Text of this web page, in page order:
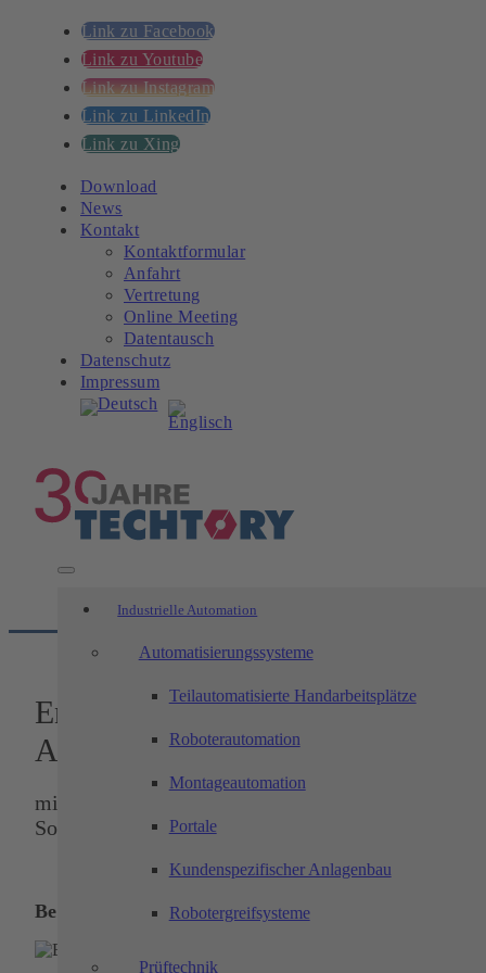
Link zu Facebook
Link zu Youtube
Link zu Instagram
Link zu LinkedIn
Link zu Xing
Download
News
Kontakt
Kontaktformular
Anfahrt
Vertretung
Online Meeting
Datentausch
Datenschutz
Impressum
Industrielle Automation
Automatisierungssysteme
Teilautomatisierte Handarbeitsplätze
Roboterautomation
Montageautomation
Portale
Kundenspezifischer Anlagenbau
Robotergreifsysteme
Prüftechnik
Entwickler*in für intel­ligen­te
Automatisierungssysteme
mit Fokus SPS | Python | KI |
Sondermaschinenbau
Bereich Automation